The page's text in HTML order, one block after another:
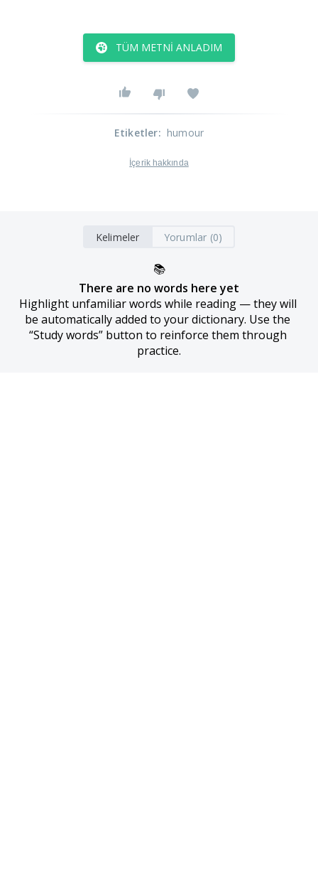
TÜM METNI ANLADIM
Etiketler: humour
İçerik hakkında
Kelimeler Yorumlar (0)
📚
There are no words here yet
Highlight unfamiliar words while reading — they will
be automatically added to your dictionary. Use the
“Study words” button to reinforce them through
practice.